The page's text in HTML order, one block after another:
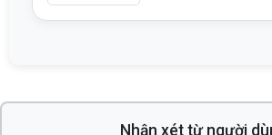
Nhận xét từ người